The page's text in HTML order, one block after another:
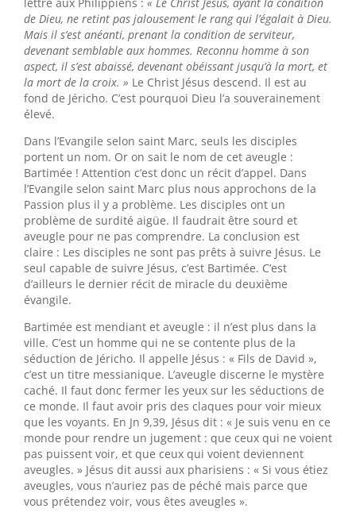
de Dieu, ne retint pas jalousement le rang qui l’égalait à Dieu.
Mais il s’est anéanti, prenant la condition de serviteur,
devenant semblable aux hommes. Reconnu homme à son
aspect, il s’est abaissé, devenant obéissant jusqu’à la mort, et
la mort de la croix. » Le Christ Jésus descend. Il est au
fond de Jéricho. C’est pourquoi Dieu l’a souverainement
élevé.
Dans l’Evangile selon saint Marc, seuls les disciples
portent un nom. Or on sait le nom de cet aveugle :
Bartimée ! Attention c’est donc un récit d’appel. Dans
l’Evangile selon saint Marc plus nous approchons de la
Passion plus il y a problème. Les disciples ont un
problème de surdité aigüe. Il faudrait être sourd et
aveugle pour ne pas comprendre. La conclusion est
claire : Les disciples ne sont pas prêts à suivre Jésus. Le
seul capable de suivre Jésus, c’est Bartimée. C’est
d’ailleurs le dernier récit de miracle du deuxième
évangile.
Bartimée est mendiant et aveugle : il n’est plus dans la
ville. C’est un homme qui ne se contente plus de la
séduction de Jéricho. Il appelle Jésus : « Fils de David »,
c’est un titre messianique. L’aveugle discerne le mystère
caché. Il faut donc fermer les yeux sur les séductions de
ce monde. Il faut avoir pris des claques pour voir mieux
que les voyants. En Jn 9,39, Jésus dit : « Je suis venu en ce
monde pour rendre un jugement : que ceux qui ne voient
pas puissent voir, et que ceux qui voient deviennent
aveugles. » Jésus dit aussi aux pharisiens : « Si vous étiez
aveugles, vous n’auriez pas de péché mais parce que
vous prétendez voir, vous êtes aveugles ».